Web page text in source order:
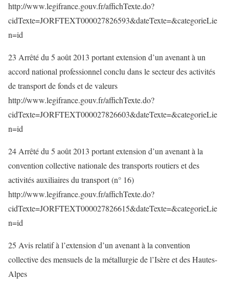
http://www.legifrance.gouv.fr/affichTexte.do?
cidTexte=JORFTEXT000027826593&dateTexte=&categorieLie
n=id
23 Arrêté du 5 août 2013 portant extension d’un avenant à un
accord national professionnel conclu dans le secteur des activités
de transport de fonds et de valeurs
http://www.legifrance.gouv.fr/affichTexte.do?
cidTexte=JORFTEXT000027826603&dateTexte=&categorieLie
n=id
24 Arrêté du 5 août 2013 portant extension d’un avenant à la
convention collective nationale des transports routiers et des
activités auxiliaires du transport (n° 16)
http://www.legifrance.gouv.fr/affichTexte.do?
cidTexte=JORFTEXT000027826615&dateTexte=&categorieLie
n=id
25 Avis relatif à l’extension d’un avenant à la convention
collective des mensuels de la métallurgie de l’Isère et des Hautes-
Alpes